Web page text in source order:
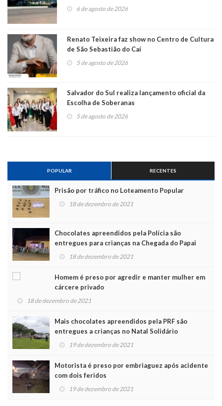
6 de agosto de 2026
Renato Teixeira faz show no Centro de Cultura
de São Sebastião do Caí
5 de agosto de 2026
Salvador do Sul realiza lançamento oficial da
Escolha de Soberanas
5 de agosto de 2026
POPULAR RECENTES
Prisão por tráfico no Loteamento Popular
18 de dezembro de 2021
Chocolates apreendidos pela Polícia são
entregues para crianças na Chegada do Papai
Noel 18 de dezembro de 2021
Homem é preso por agredir e manter mulher em
cárcere privado
18 de dezembro de 2021
Mais chocolates apreendidos pela PRF são
entregues a crianças no Natal Solidário
19 de dezembro de 2021
Motorista é preso por embriaguez após acidente
com dois feridos
19 de dezembro de 2021